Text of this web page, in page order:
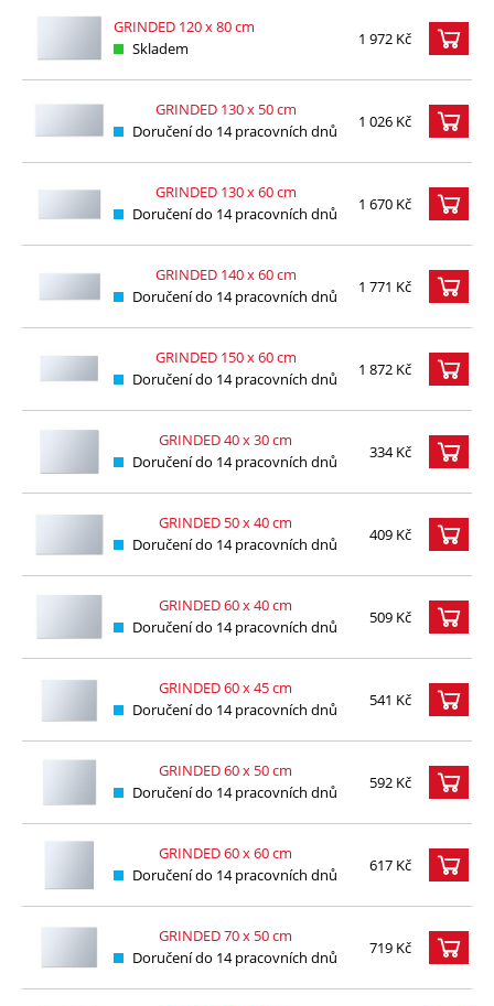
GRINDED 120 x 80 cm
Skladem
1 972 Kč
GRINDED 130 x 50 cm
Doručení do 14 pracovních dnů
1 026 Kč
GRINDED 130 x 60 cm
Doručení do 14 pracovních dnů
1 670 Kč
GRINDED 140 x 60 cm
Doručení do 14 pracovních dnů
1 771 Kč
GRINDED 150 x 60 cm
Doručení do 14 pracovních dnů
1 872 Kč
GRINDED 40 x 30 cm
Doručení do 14 pracovních dnů
334 Kč
GRINDED 50 x 40 cm
Doručení do 14 pracovních dnů
409 Kč
GRINDED 60 x 40 cm
Doručení do 14 pracovních dnů
509 Kč
GRINDED 60 x 45 cm
Doručení do 14 pracovních dnů
541 Kč
GRINDED 60 x 50 cm
Doručení do 14 pracovních dnů
592 Kč
GRINDED 60 x 60 cm
Doručení do 14 pracovních dnů
617 Kč
GRINDED 70 x 50 cm
Doručení do 14 pracovních dnů
719 Kč